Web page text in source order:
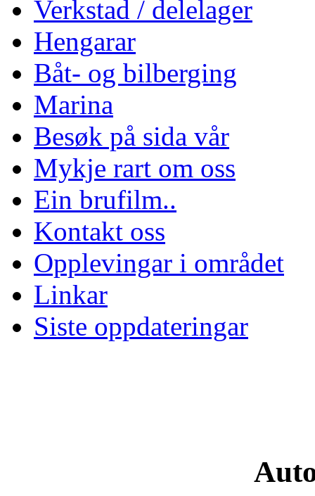
Verkstad / delelager
Hengarar
Båt- og bilberging
Marina
Besøk på sida vår
Mykje rart om oss
Ein brufilm..
Kontakt oss
Opplevingar i området
Linkar
Siste oppdateringar